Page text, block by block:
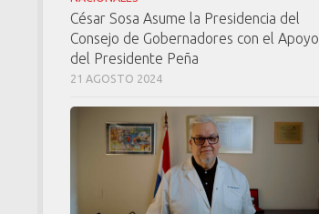
César Sosa Asume la Presidencia del
Consejo de Gobernadores con el Apoyo
del Presidente Peña
21 AGOSTO 2024